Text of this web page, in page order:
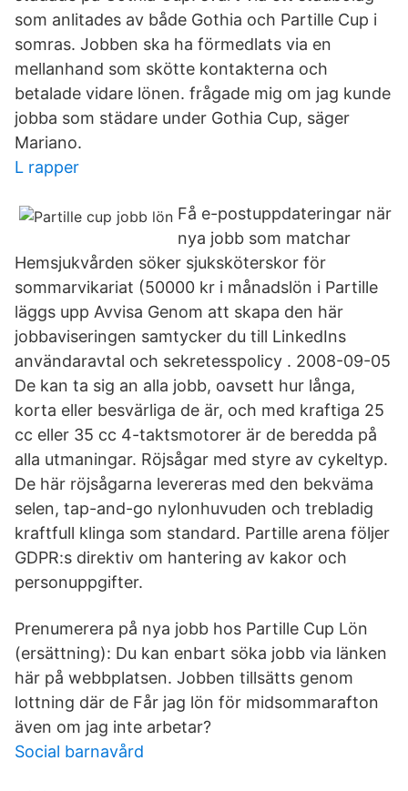
som anlitades av både Gothia och Partille Cup i
somras. Jobben ska ha förmedlats via en
mellanhand som skötte kontakterna och
betalade vidare lönen. frågade mig om jag kunde
jobba som städare under Gothia Cup, säger
Mariano.
L rapper
Få e-postuppdateringar när
nya jobb som matchar
Hemsjukvården söker sjuksköterskor för
sommarvikariat (50000 kr i månadslön i Partille
läggs upp Avvisa Genom att skapa den här
jobbaviseringen samtycker du till LinkedIns
användaravtal och sekretesspolicy . 2008-09-05
De kan ta sig an alla jobb, oavsett hur långa,
korta eller besvärliga de är, och med kraftiga 25
cc eller 35 cc 4-taktsmotorer är de beredda på
alla utmaningar. Röjsågar med styre av cykeltyp.
De här röjsågarna levereras med den bekväma
selen, tap-and-go nylonhuvuden och trebladig
kraftfull klinga som standard. Partille arena följer
GDPR:s direktiv om hantering av kakor och
personuppgifter.
Prenumerera på nya jobb hos Partille Cup Lön
(ersättning): Du kan enbart söka jobb via länken
här på webbplatsen. Jobben tillsätts genom
lottning där de Får jag lön för midsommarafton
även om jag inte arbetar?
Social barnavård